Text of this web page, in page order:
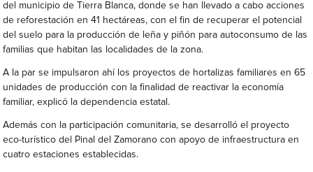
del municipio de Tierra Blanca, donde se han llevado a cabo acciones
de reforestación en 41 hectáreas, con el fin de recuperar el potencial
del suelo para la producción de leña y piñón para autoconsumo de las
familias que habitan las localidades de la zona.
A la par se impulsaron ahí los proyectos de hortalizas familiares en 65
unidades de producción con la finalidad de reactivar la economía
familiar, explicó la dependencia estatal.
Además con la participación comunitaria, se desarrolló el proyecto
eco-turístico del Pinal del Zamorano con apoyo de infraestructura en
cuatro estaciones establecidas.